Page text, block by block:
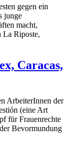
gegen ein
junge
macht,
La Riposte,
Caracas,
ArbeiterInnen der
(eine Art
für Frauenrechte
Bevormundung